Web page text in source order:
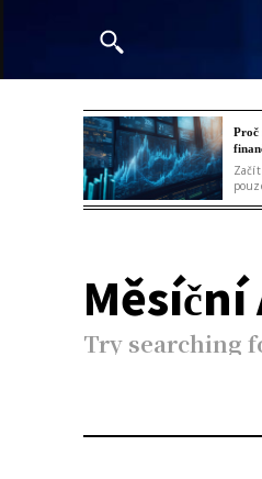
Proč
Try searching